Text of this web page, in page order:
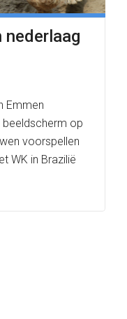
nederlaag
Emmen
op
voorspellen
WK in Brazilië